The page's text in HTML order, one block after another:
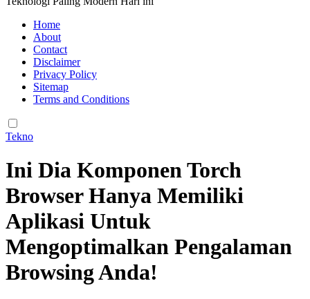
Home
About
Contact
Disclaimer
Privacy Policy
Sitemap
Terms and Conditions
Tekno
Ini Dia Komponen Torch
Browser Hanya Memiliki
Aplikasi Untuk
Mengoptimalkan Pengalaman
Browsing Anda!